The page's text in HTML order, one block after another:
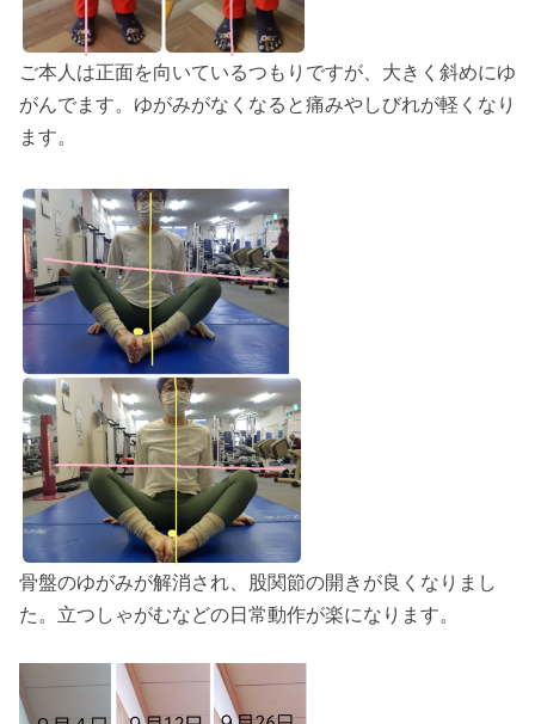
ご本人は正面を向いているつもりですが、大きく斜めにゆ
がんでます。ゆがみがなくなると痛みやしびれが軽くなり
ます。
骨盤のゆがみが解消され、股関節の開きが良くなりまし
た。立つしゃがむなどの日常動作が楽になります。